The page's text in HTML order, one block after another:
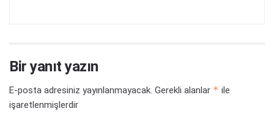
Bir yanıt yazın
E-posta adresiniz yayınlanmayacak. Gerekli alanlar * ile
işaretlenmişlerdir